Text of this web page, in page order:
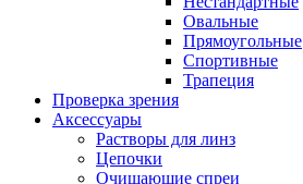
Овальные
Прямоугольные
Спортивные
Трапеция
Проверка зрения
Аксессуары
Растворы для линз
Цепочки
Очищающие спреи